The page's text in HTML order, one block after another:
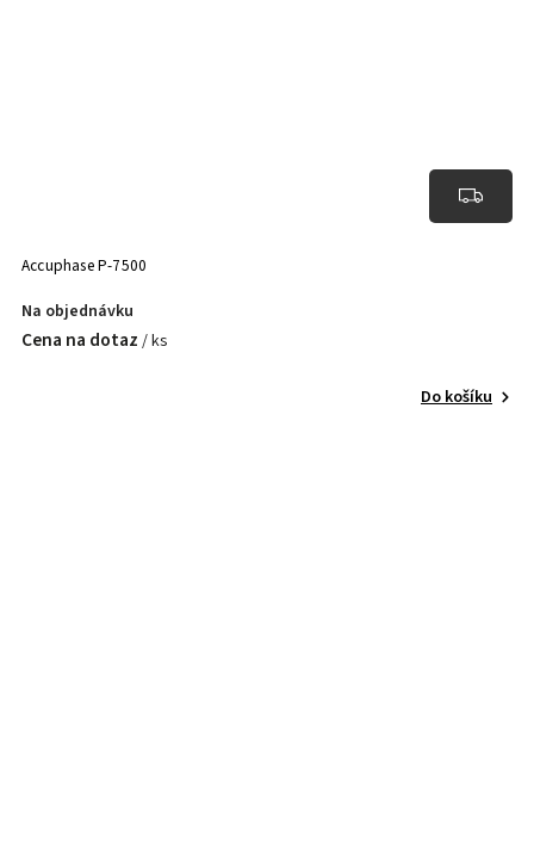
Accuphase P-7500
Na objednávku
Cena na dotaz / ks
Do košíku